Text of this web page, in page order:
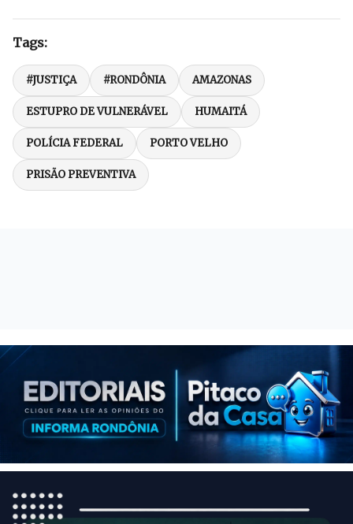
Tags:
#JUSTIÇA #RONDÔNIA AMAZONAS
ESTUPRO DE VULNERÁVEL HUMAITÁ
POLÍCIA FEDERAL PORTO VELHO
PRISÃO PREVENTIVA